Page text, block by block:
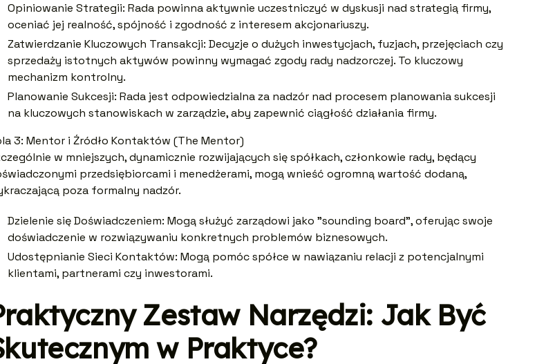
Opiniowanie Strategii: Rada powinna aktywnie uczestniczyć w dyskusji nad strategią firmy,
oceniać jej realność, spójność i zgodność z interesem akcjonariuszy.
Zatwierdzanie Kluczowych Transakcji: Decyzje o dużych inwestycjach, fuzjach, przejęciach czy
sprzedaży istotnych aktywów powinny wymagać zgody rady nadzorczej. To kluczowy
mechanizm kontrolny.
Planowanie Sukcesji: Rada jest odpowiedzialna za nadzór nad procesem planowania sukcesji
na kluczowych stanowiskach w zarządzie, aby zapewnić ciągłość działania firmy.
3: Mentor i Źródło Kontaktów (The Mentor)
w mniejszych, dynamicznie rozwijających się spółkach, członkowie rady, będący
przedsiębiorcami i menedżerami, mogą wnieść ogromną wartość dodaną,
poza formalny nadzór.
Dzielenie się Doświadczeniem: Mogą służyć zarządowi jako "sounding board", oferując swoje
doświadczenie w rozwiązywaniu konkretnych problemów biznesowych.
Udostępnianie Sieci Kontaktów: Mogą pomóc spółce w nawiązaniu relacji z potencjalnymi
klientami, partnerami czy inwestorami.
Zestaw Narzędzi: Jak Być
w Praktyce?